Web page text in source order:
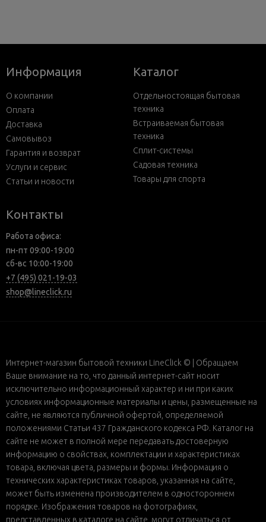
Информация
О компании
Оплата
Доставка
Самовывоз
Гарантия и возврат
Услуги и сервис
Статьи и новости
Каталог
Отдельностоящая бытовая
техника
Встраиваемая бытовая
техника
Сплит-системы
Садовая техника
Товары для спорта
Контакты
Работа офиса:
пн-пт 09:00-19:00
сб-вс 10:00-19:00
+7 (495) 021-19-03
shop@lineclick.ru
Интернет-магазин бытовой техники LineClick © | Обращаем
Ваше внимание на то, что данный интернет-сайт носит
исключительно информационный характер и ни при каких
условиях информационные материалы и цены, размещенные на
сайте, не являются публичной офертой, определяемой
положениями Статьи 437 Гражданского кодекса РФ. Каталог на
сайте не может в полной мере передавать достоверную
информацию о свойствах, комплектации и характеристиках
товара, включая цвета, размеры и формы. Информация о
технических характеристиках товаров, указанная на сайте,
может быть изменена производителем в одностороннем
порядке. Изображения товаров на фотографиях,
представленных в каталоге на сайте, могут отличаться от